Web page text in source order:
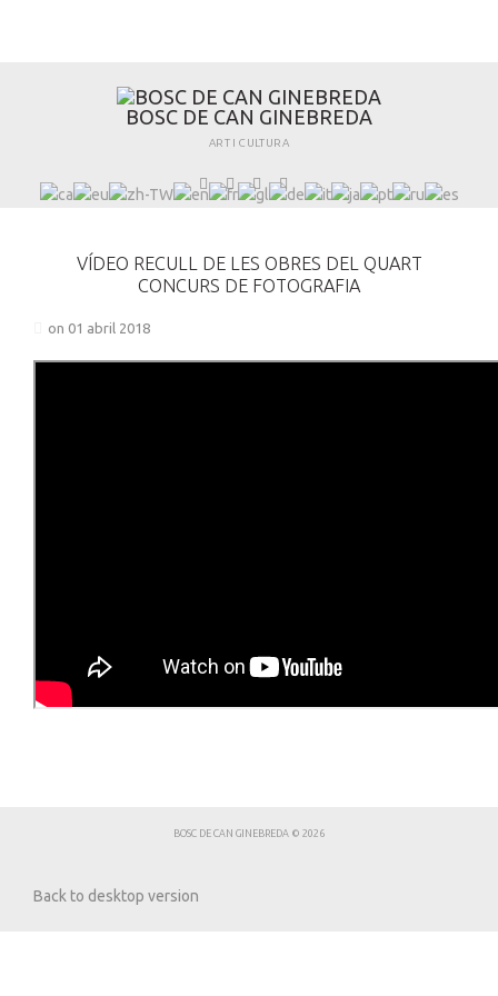
BOSC DE CAN GIN EBREDA
ART I CULTURA
VÍDEO RECULL DE LES OBRES DEL QUART
CONCURS DE FOTOGRAFIA
on 01 abril 2018
BOSC DE CAN GINEBREDA © 2026
Back to desktop version